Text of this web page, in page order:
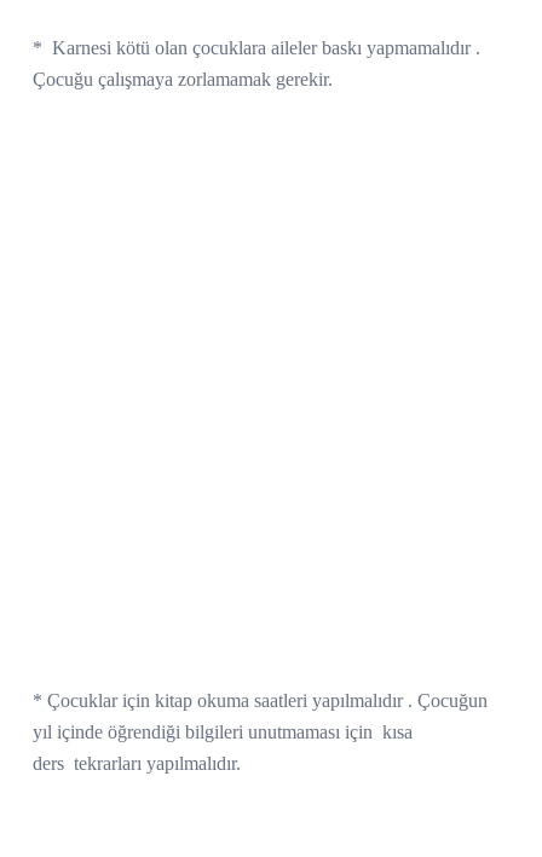
* Karnesi kötü olan çocuklara aileler baskı yapmamalıdır .
Çocuğu çalışmaya zorlamamak gerekir.
* Çocuklar için kitap okuma saatleri yapılmalıdır . Çocuğun
yıl içinde öğrendiği bilgileri unutmaması için kısa
ders tekrarları yapılmalıdır.